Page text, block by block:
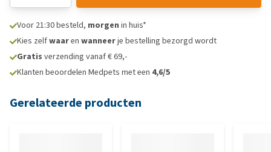
Voor 21:30 besteld, morgen in huis*
Kies zelfwaaren wanneerje bestelling bezorgd wordt
Gratis verzending vanaf € 69,-
Klanten beoordelen Medpets met een 4,6/5
Gerelateerde producten